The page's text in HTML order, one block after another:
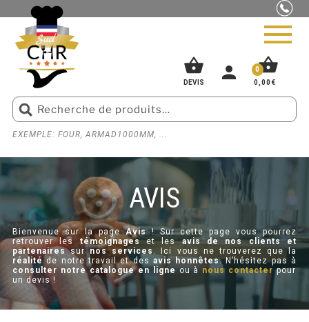
shopping_basket
DEVIS person shopping_basket
0,00€
0
EXEMPLE: FOUR, ARMAD1000MM, ...
PIZZERIA
BOUCHERIE
SNACK
BOULANGERIE
GLACIER
AVIS
Bienvenue sur la pageAvis! Sur cette page vous pourrez
retrouver les témoignageset lesavis de nos clients et
partenairessurnos services . Ici vous ne trouverez que la
réalitéde notre travail et des avis honnêtes. N’hésitez pas à
consulter notre catalogue en ligne ou à nous contacter pour
un devis !